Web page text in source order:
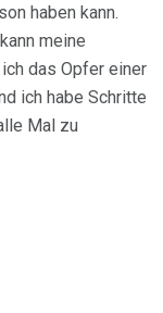
haben kann.
meine
das Opfer einer
ich habe Schritte
Mal zu